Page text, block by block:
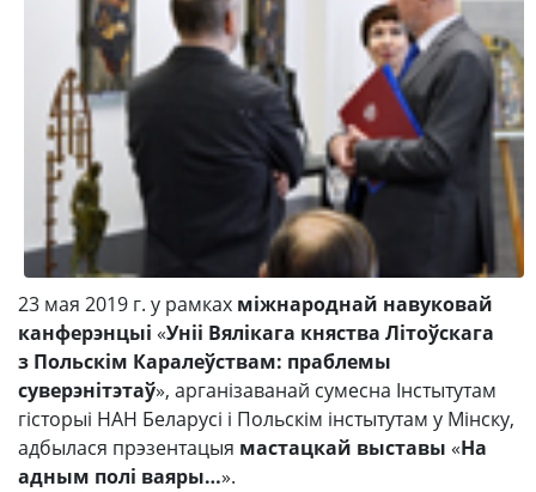
23 мая 2019 г. у рамках міжнароднай навуковай
канферэнцыі «Уніі Вялікага княства Літоўскага
з Польскім Каралеўствам: праблемы
суверэнітэтаў», арганізаванай сумесна Інстытутам
гісторыі НАН Беларусі і Польскім інстытутам у Мінску,
адбылася прэзентацыя мастацкай выставы «На
адным полі ваяры…».